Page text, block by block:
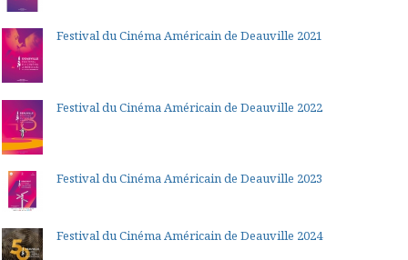
Festival du Cinéma Américain de Deauville 2021
Festival du Cinéma Américain de Deauville 2022
Festival du Cinéma Américain de Deauville 2023
Festival du Cinéma Américain de Deauville 2024